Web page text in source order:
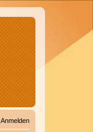
Anmelden